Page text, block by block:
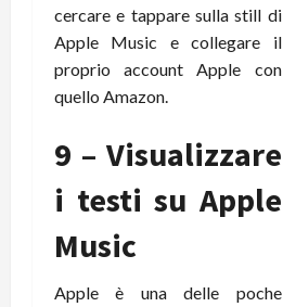
cercare e tappare sulla still di
Apple Music e collegare il
proprio account Apple con
quello Amazon.
9 – Visualizzare
i testi su Apple
Music
Apple è una delle poche